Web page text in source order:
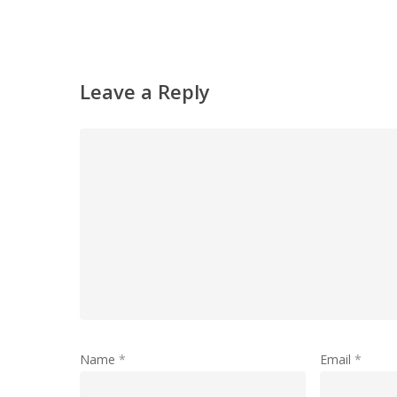
Leave a Reply
Name * Email*